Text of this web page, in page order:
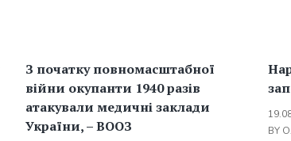
З початку повномасштабної
війни окупанти 1940 разів
атакували медичні заклади
України, – ВООЗ
BY